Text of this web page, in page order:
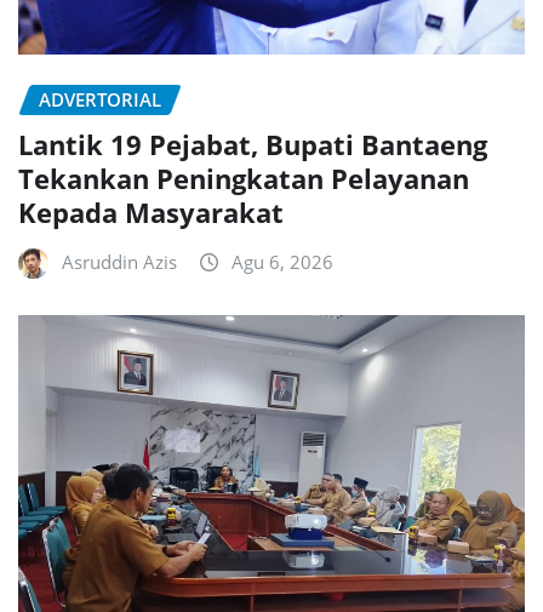
ADVERTORIAL
Lantik 19 Pejabat, Bupati Bantaeng
Tekankan Peningkatan Pelayanan
Kepada Masyarakat
Asruddin Azis Agu 6, 2026